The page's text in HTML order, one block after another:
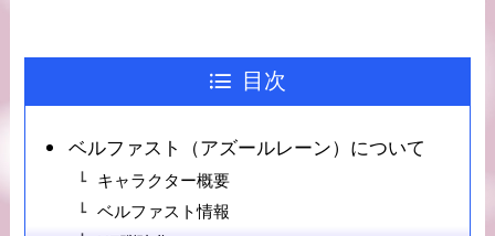
目次
ベルファスト（アズールレーン）について
キャラクター概要
ベルファスト情報